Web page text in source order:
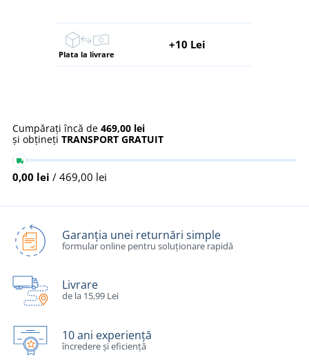
Plata la livrare
+10 Lei
Cumpărați încă de 469,00 lei
și obțineți TRANSPORT GRATUIT
0,00 lei / 469,00 lei
Garanția unei returnări simple
formular online pentru soluționare rapidă
Livrare
de la 15,99 Lei
10 ani experiență
încredere și eficiență